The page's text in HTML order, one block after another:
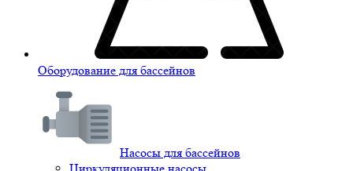
Оборудование для бассейнов
Насосы для бассейнов